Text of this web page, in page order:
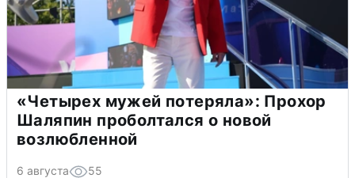
«Четырех мужей потеряла»: Прохор
Шаляпин проболтался о новой
возлюбленной
6 августа 55